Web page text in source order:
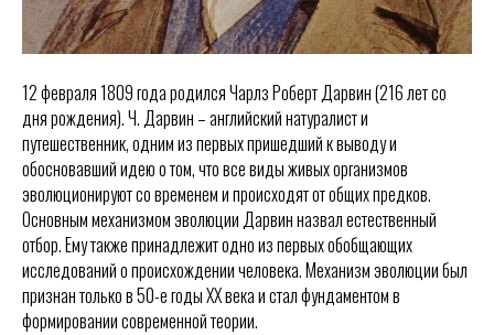
12 февраля 1809 года родился Чарлз Роберт Дарвин (216 лет со
дня рождения). Ч. Дарвин – английский натуралист и
путешественник, одним из первых пришедший к выводу и
обосновавший идею о том, что все виды живых организмов
эволюционируют со временем и происходят от общих предков.
Основным механизмом эволюции Дарвин назвал естественный
отбор. Ему также принадлежит одно из первых обобщающих
исследований о происхождении человека. Механизм эволюции был
признан только в 50-е годы XX века и стал фундаментом в
формировании современной теории.